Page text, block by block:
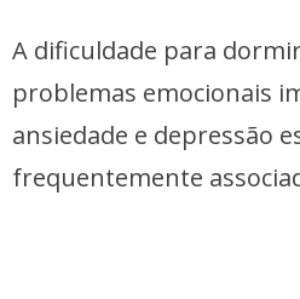
A dificuldade para
problemas emocionais
ansiedade e depressão
frequentemente